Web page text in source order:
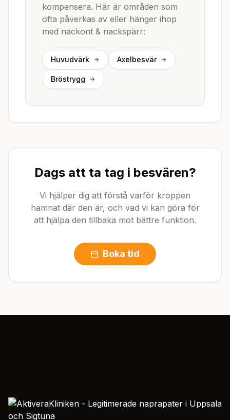
kompensera. Här är områden som
ofta påverkas av eller hänger ihop
med nackont & nackspärr:
Huvudvärk Axelbesvär
Bröstrygg
Dags att ta tag i besvären?
Vi hjälper dig att förstå varför kroppen
hamnat där den är, och vad vi kan göra för
att hjälpa den tillbaka mot bättre funktion.
Boka tid